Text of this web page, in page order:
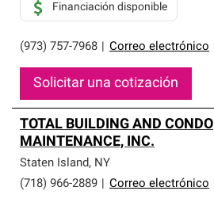
(973) 757-7968 Correo electrónico
Financiación disponible
Solicitar una cotización
TOTAL BUILDING AND CONDO
MAINTENANCE, INC.
Staten Island, NY
(718) 966-2889
Correo electrónico